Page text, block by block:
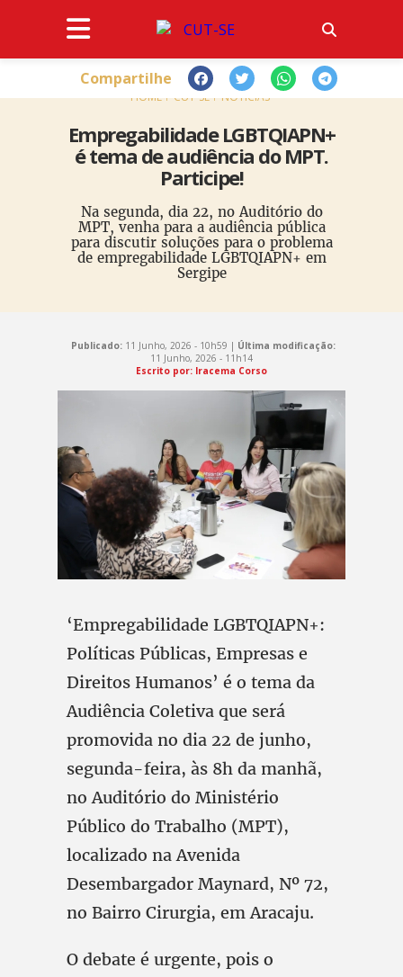
HOME CUT-SE NOTÍCIAS
Empregabilidade LGBTQIAPN+
é tema de audiência do MPT.
Participe!
Na segunda, dia 22, no Auditório do
MPT, venha para a audiência pública
para discutir soluções para o problema
de empregabilidade LGBTQIAPN+ em
Sergipe
Compartilhe
Publicado:11 Junho, 2026 - 10h59 | Última modificação:
11 Junho, 2026 - 11h14
Escrito por: Iracema Corso
‘Empregabilidade LGBTQIAPN+:
Políticas Públicas, Empresas e
Direitos Humanos’ é o tema da
Audiência Coletiva que será
promovida no dia 22 de junho,
segunda-feira, às 8h da manhã,
no Auditório do Ministério
Público do Trabalho (MPT),
localizado na Avenida
Desembargador Maynard, Nº 72,
no Bairro Cirurgia, em Aracaju.
O debate é urgente, pois o